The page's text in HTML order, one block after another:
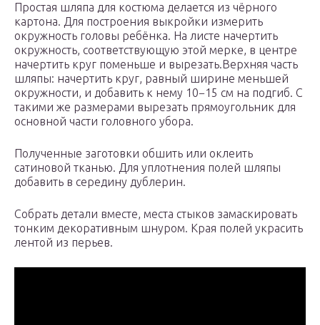
Простая шляпа для костюма делается из чёрного
картона. Для построения выкройки измерить
окружность головы ребёнка. На листе начертить
окружность, соответствующую этой мерке, в центре
начертить круг поменьше и вырезать.Верхняя часть
шляпы: начертить круг, равный ширине меньшей
окружности, и добавить к нему 10−15 см на подгиб. С
такими же размерами вырезать прямоугольник для
основной части головного убора.
Полученные заготовки обшить или оклеить
сатиновой тканью. Для уплотнения полей шляпы
добавить в середину дублерин.
Собрать детали вместе, места стыков замаскировать
тонким декоративным шнуром. Края полей украсить
лентой из перьев.